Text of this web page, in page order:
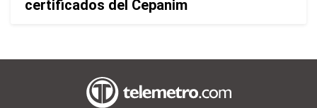
certificados del Cepanim